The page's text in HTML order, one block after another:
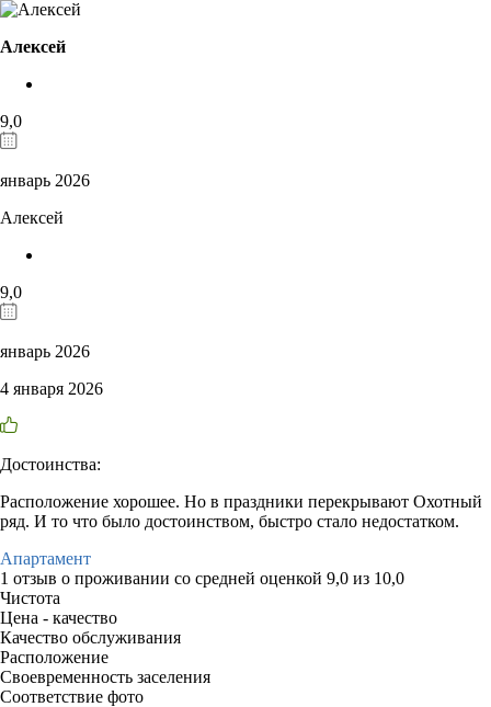
Алексей
9,0
январь 2026
Алексей
9,0
январь 2026
4 января 2026
Достоинства:
Расположение хорошее. Но в праздники перекрывают Охотный
ряд. И то что было достоинством, быстро стало недостатком.
Апартамент
1 отзыв о проживании со средней оценкой 9,0 из 10,0
Чистота
Цена - качество
Качество обслуживания
Расположение
Своевременность заселения
Соответствие фото